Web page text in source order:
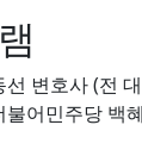
선 변호사 (전
어민주당 백